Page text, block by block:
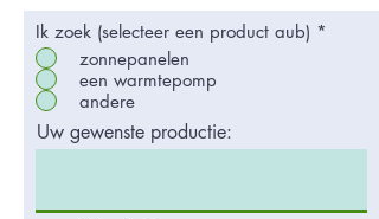
Ik zoek (selecteer een product aub) *
zonnepanelen
een warmtepomp
andere
Uw gewenste productie: